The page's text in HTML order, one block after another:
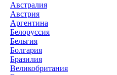
Австралия
Австрия
Аргентина
Белоруссия
Бельгия
Болгария
Бразилия
Великобритания